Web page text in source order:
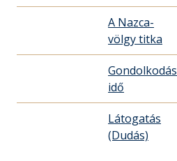
A Nazca-
völgy titka
idő
Látogatás
(Dudás)